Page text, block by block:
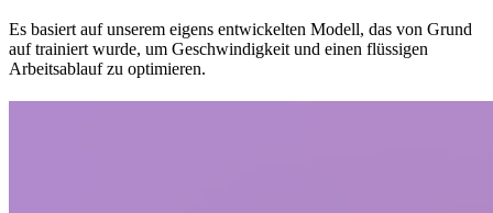
Es basiert auf unserem eigens entwickelten Modell, das von Grund
auf trainiert wurde, um Geschwindigkeit und einen flüssigen
Arbeitsablauf zu optimieren.